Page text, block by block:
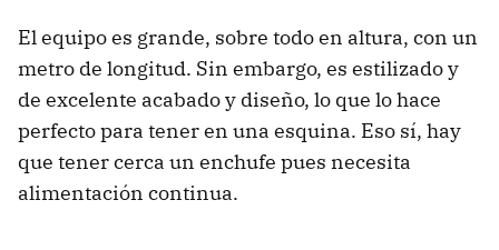
El equipo es grande, sobre todo en altura, con un
metro de longitud. Sin embargo, es estilizado y
de excelente acabado y diseño, lo que lo hace
perfecto para tener en una esquina. Eso sí, hay
que tener cerca un enchufe pues necesita
alimentación continua.